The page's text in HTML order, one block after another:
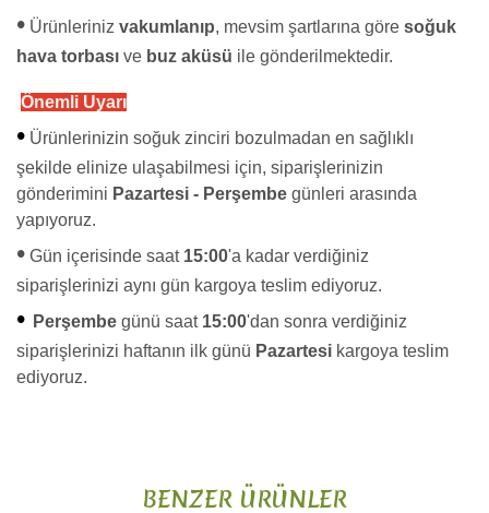
• Ürünleriniz vakumlanıp, mevsim şartlarına göre soğuk
hava torbası ve buz aküsü ile gönderilmektedir.
Önemli Uyarı
• Ürünlerinizin soğuk zinciri bozulmadan en sağlıklı
şekilde elinize ulaşabilmesi için, siparişlerinizin
gönderimini Pazartesi - Perşembe günleri arasında
yapıyoruz.
• Gün içerisinde saat 15:00'a kadar verdiğiniz
siparişlerinizi aynı gün kargoya teslim ediyoruz.
• Perşembe günü saat15:00'dan sonra verdiğiniz
siparişlerinizi haftanın ilk günü Pazartesi kargoya teslim
ediyoruz.
Görüş ve önerileriniz için teşekkür ederiz.
BENZER ÜRÜNLER